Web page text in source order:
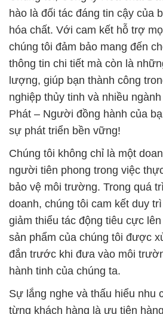
lượng, giúp bạn thành công
nghiệp thủy tinh và nhiều
Phát – Người đồng hành của
sự phát triển bền vững!
Chúng tôi không chỉ là một
người tiên phong trong việc
bảo vệ môi trường. Trong quá
doanh, chúng tôi cam kết duy trì
giảm thiểu tác động tiêu cực
sản phẩm của chúng tôi được
đắn trước khi đưa vào môi
hành tinh của chúng ta.
Sự lắng nghe và thấu hiểu nhu
từng khách hàng là ưu tiên
Chúng tôi coi đây là một nhiệm
đảm bảo rằng mọi sản phẩm và
tôi cung cấp đều phù hợp và tối
ứng dụng cụ thể của khách